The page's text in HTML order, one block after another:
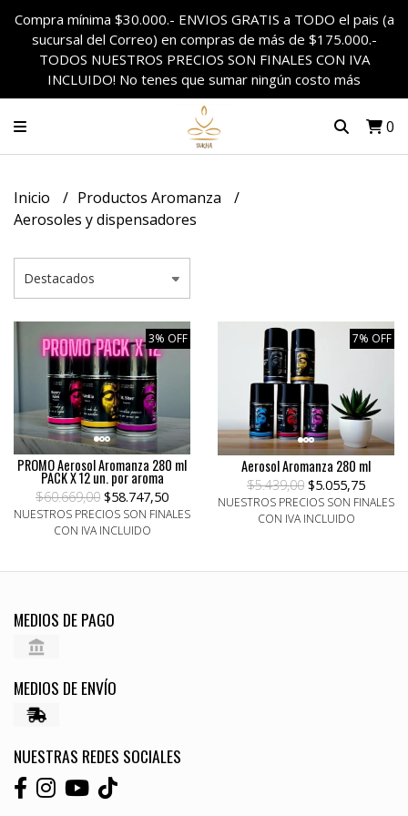
Compra mínima $30.000.- ENVIOS GRATIS a TODO el pais (a
sucursal del Correo) en compras de más de $175.000.-
TODOS NUESTROS PRECIOS SON FINALES CON IVA
INCLUIDO! No tenes que sumar ningún costo más
0
Inicio
Productos Aromanza
Aerosoles y dispensadores
3% OFF
PROMO Aerosol Aromanza 280 ml
PACK X 12 un. por aroma
$60.669,00 $58.747,50
NUESTROS PRECIOS SON FINALES
CON IVA INCLUIDO
7% OFF
Aerosol Aromanza 280 ml
$5.439,00 $5.055,75
NUESTROS PRECIOS SON FINALES
CON IVA INCLUIDO
MEDIOS DE PAGO
MEDIOS DE ENVÍO
NUESTRAS REDES SOCIALES